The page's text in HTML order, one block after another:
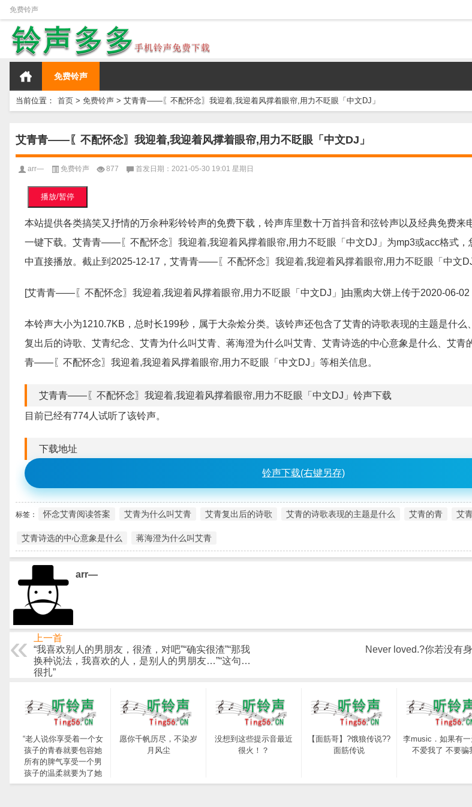
免费铃声
免费铃声
当前位置： 首页 > 免费铃声 > 艾青青——〖不配怀念〗我迎着,我迎着风撑着眼帘,用力不眨眼「中文DJ」
艾青青——〖不配怀念〗我迎着,我迎着风撑着眼帘,用力不眨眼「中文DJ」
arr— 免费铃声 877 首发日期：2021-05-30 19:01 星期日
播放/暂停
本站提供各类搞笑又抒情的万余种彩铃铃声的免费下载，铃声库里数十万首抖音和弦铃声以及经典免费来
一键下载。艾青青——〖不配怀念〗我迎着,我迎着风撑着眼帘,用力不眨眼「中文DJ」为mp3或acc格式，
中直接播放。截止到2025-12-17，艾青青——〖不配怀念〗我迎着,我迎着风撑着眼帘,用力不眨眼「中文
[艾青青——〖不配怀念〗我迎着,我迎着风撑着眼帘,用力不眨眼「中文DJ」]由熏肉大饼上传于2020-06-02
本铃声大小为1210.7KB，总时长199秒，属于大杂烩分类。该铃声还包含了艾青的诗歌表现的主题是什么
复出后的诗歌、艾青纪念、艾青为什么叫艾青、蒋海澄为什么叫艾青、艾青诗选的中心意象是什么、艾青
青——〖不配怀念〗我迎着,我迎着风撑着眼帘,用力不眨眼「中文DJ」等相关信息。
艾青青——〖不配怀念〗我迎着,我迎着风撑着眼帘,用力不眨眼「中文DJ」铃声下载
目前已经有774人试听了该铃声。
下载地址
铃声下载(右键另存)
标签： 怀念艾青阅读答案 艾青为什么叫艾青 艾青复出后的诗歌 艾青的诗歌表现的主题是什么 艾青的青 艾
艾青诗选的中心意象是什么 蒋海澄为什么叫艾青
arr—
上一首
“我喜欢别人的男朋友，很渣，对吧”“确实很渣”“那我
换种说法，我喜欢的人，是别人的男朋友…”“这句…
很扎”
Never loved.?你若没有
“老人说你享受着一个女
孩子的青春就要包容她
所有的脾气享受一个男
孩子的温柔就要为了她
拒绝所有的暧昧”
愿你千帆历尽，不染岁
月风尘
没想到这些提示音最近
很火！？
【面筋哥】?饿狼传说??
面筋传说
李music．如果有
不爱我了 不要骗